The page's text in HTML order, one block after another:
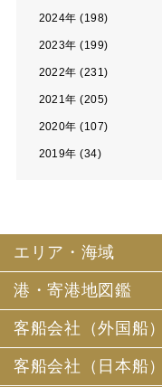
2024年 (198)
2023年 (199)
2022年 (231)
2021年 (205)
2020年 (107)
2019年 (34)
エリア・海域
港・寄港地図鑑
客船会社（外国船）
客船会社（日本船）